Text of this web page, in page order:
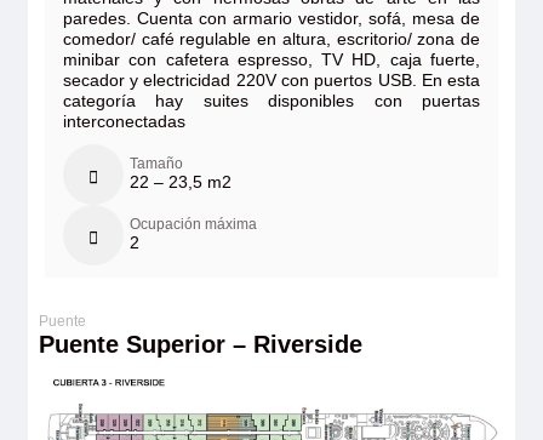
paredes. Cuenta con armario vestidor, sofá, mesa de
comedor/ café regulable en altura, escritorio/ zona de
minibar con cafetera espresso, TV HD, caja fuerte,
secador y electricidad 220V con puertos USB. En esta
categoría hay suites disponibles con puertas
interconectadas
Tamaño
22 – 23,5 m2
Ocupación máxima
2
Puente Superior – Riverside